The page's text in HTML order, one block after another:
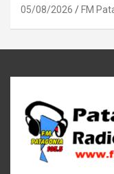
05/08/2026 FM